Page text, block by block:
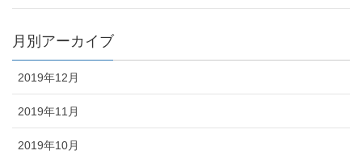
月別アーカイブ
2019年12月
2019年11月
2019年10月